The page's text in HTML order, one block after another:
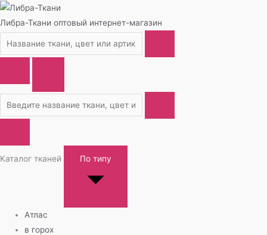
Либра-Ткани оптовый интернет-магазин
Каталог тканей По типу
Атлас
в горох